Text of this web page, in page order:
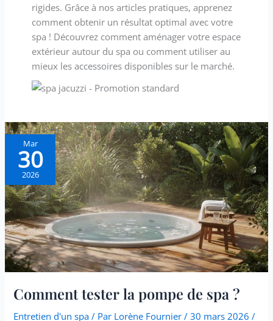
rigides. Grâce à nos articles pratiques, apprenez
comment obtenir un résultat optimal avec votre
spa ! Découvrez comment aménager votre espace
extérieur autour du spa ou comment utiliser au
mieux les accessoires disponibles sur le marché.
Mar
30
2026
Comment tester la pompe de spa ?
Entretien d'un spa / Par Lorène Fournier/30 mars 2026/
Comment
tester
la
pompe
de
spa
?